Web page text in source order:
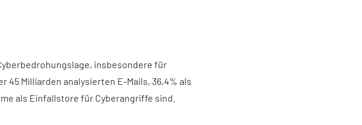
insbesondere für
Milliarden analysierten E-Mails, 36,4% als
als Einfallstore für Cyberangriffe sind.